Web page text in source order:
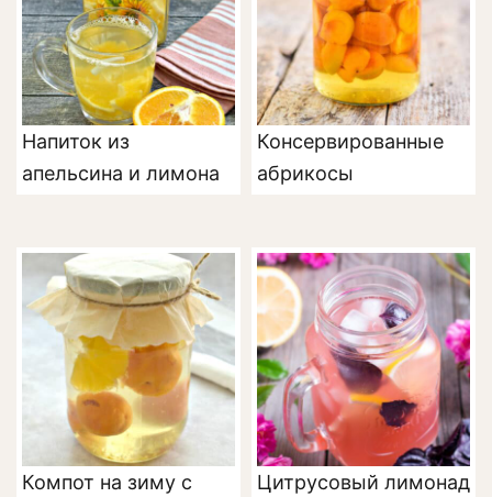
Напиток из
апельсина и лимона
Консервированные
абрикосы
Компот на зиму с
Цитрусовый лимонад